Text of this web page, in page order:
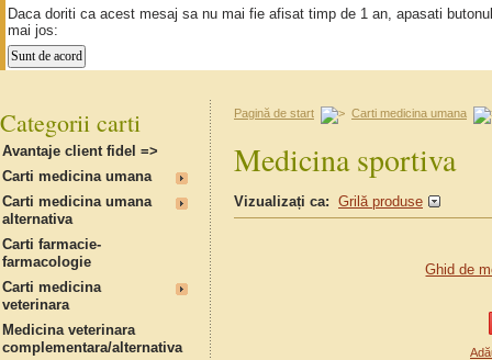
Daca doriti ca acest mesaj sa nu mai fie afisat timp de 1 an, apasati
mai jos:
Pagină de start Carti medicina umana
Medicina sportiva
Vizualizați ca: Grilă produse
Ghid de
Categorii carti
Avantaje client fidel =>
Carti medicina umana
Carti medicina umana
alternativa
Carti farmacie-
farmacologie
Carti medicina
veterinara
Medicina veterinara
complementara/alternativa